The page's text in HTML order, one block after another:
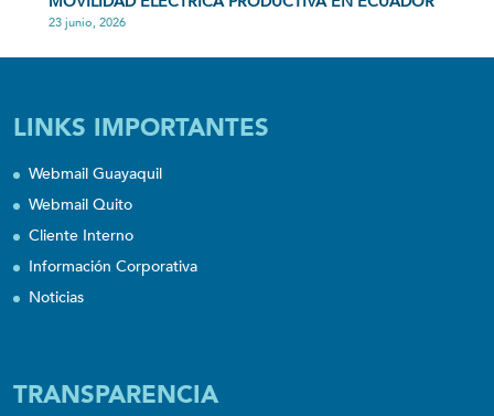
23 junio, 2026
LINKS IMPORTANTES
Webmail Guayaquil
Webmail Quito
Cliente Interno
Información Corporativa
Noticias
TRANSPARENCIA